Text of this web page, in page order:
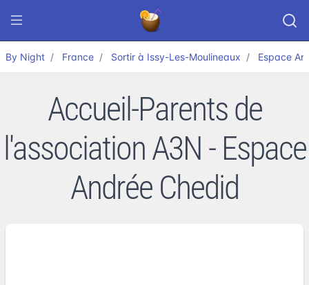
By Night France Sortir à Issy-Les-Moulineaux Espace
Accueil-Parents de
l'association A3N - Espace
Andrée Chedid